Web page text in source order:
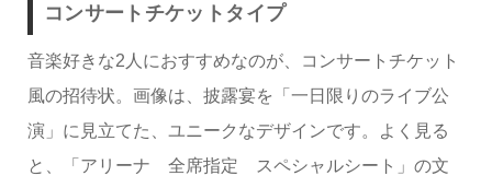
コンサートチケットタイプ
音楽好きな2人におすすめなのが、コンサートチケット
風の招待状。画像は、披露宴を「一日限りのライブ公
演」に見立てた、ユニークなデザインです。よく見る
と、「アリーナ 全席指定 スペシャルシート」の文